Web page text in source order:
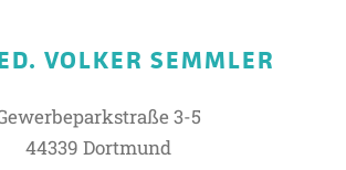
VOLKER SEMMLER
3-5
44339 Dortmund